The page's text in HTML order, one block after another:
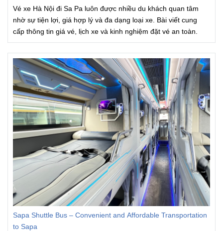
Vé xe Hà Nội đi Sa Pa luôn được nhiều du khách quan tâm
nhờ sự tiện lợi, giá hợp lý và đa dạng loại xe. Bài viết cung
cấp thông tin giá vé, lịch xe và kinh nghiệm đặt vé an toàn.
Sapa Shuttle Bus – Convenient and Affordable Transportation
to Sapa